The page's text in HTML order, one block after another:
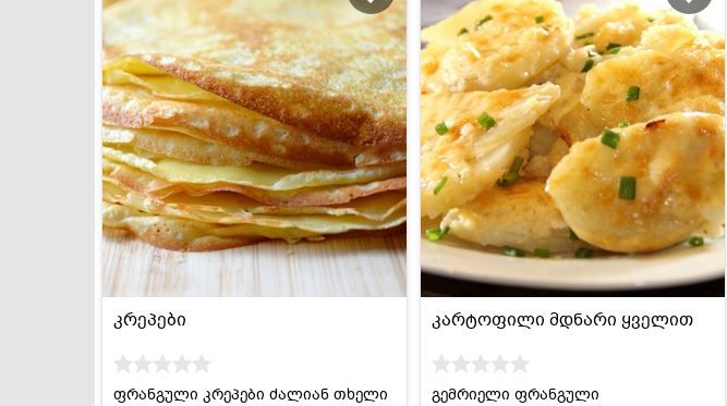
კრეპები
ფრანგული კრეპები ძალიან თხელი
კარტოფილი მდნარი ყველით
გემრიელი ფრანგული